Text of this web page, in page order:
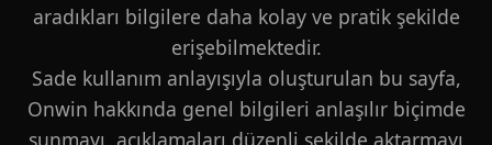
aradıkları bilgilere daha kolay ve pratik şekilde
erişebilmektedir.
Sade kullanım anlayışıyla oluşturulan bu sayfa,
Onwin hakkında genel bilgileri anlaşılır biçimde
sunmayı, açıklamaları düzenli şekilde aktarmayı